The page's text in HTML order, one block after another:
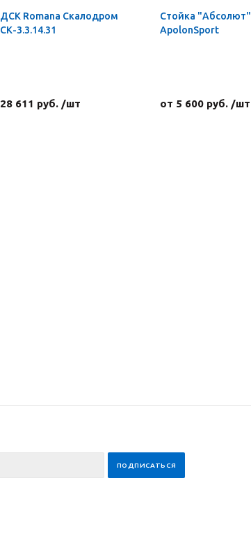
ДСК Romana Скалодром
СК-3.3.14.31
28 611 руб. /шт
Стойка "Абсолют"
ApolonSport
от 5 600 руб. /шт